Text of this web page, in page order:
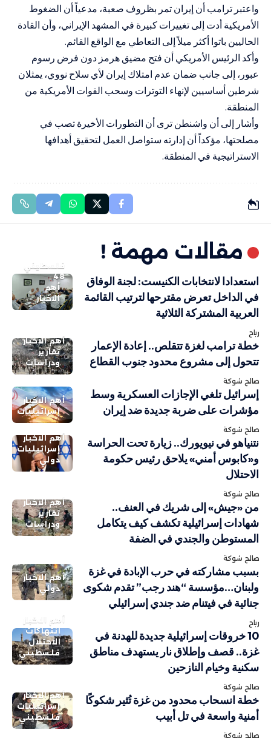
واعتبر ترامب أن إيران تمر بظروف صعبة، مدعياً أن الضغوط
الأمريكية أدت إلى تغييرات كبيرة في المشهد الإيراني، وأن القادة
الحاليين باتوا أكثر ميلاً إلى التعاطي مع الواقع القائم.
وأكد الرئيس الأمريكي أن فتح مضيق هرمز دون فرض رسوم
عبور، إلى جانب ضمان عدم امتلاك إيران لأي سلاح نووي، يمثلان
شرطين أساسيين لإنهاء التوترات وسحب القوات الأمريكية من
المنطقة.
وأشار إلى أن واشنطن ترى أن التطورات الأخيرة تصب في
مصلحتها، مؤكداً أن إدارته ستواصل العمل لتحقيق أهدافها
الاستراتيجية في المنطقة.
مقالات مهمة !
فلسطيني
48
أهم
الاخبار
استعدادا لانتخابات الكنيست: لجنة الوفاق
في الداخل تعرض مقترحها لترتيب القائمة
العربية المشتركة الثلاثية
رباح
أهم الاخبار
تقارير
ودراسات
خطة ترامب لغزة تتقلص.. إعادة الإعمار
تتحول إلى مشروع محدود جنوب القطاع
صالح شوكة
أهم الاخبار
إسرائيليات
إسرائيل تلغي الإجازات العسكرية وسط
مؤشرات على ضربة جديدة ضد إيران
صالح شوكة
أهم الاخبار
إسرائيليات
دولي
نتنياهو في نيويورك.. زيارة تحت الحراسة
و«كابوس أمني» يلاحق رئيس حكومة
الاحتلال
صالح شوكة
أهم الاخبار
تقارير
ودراسات
من «جيش» إلى شريك في العنف..
شهادات إسرائيلية تكشف كيف يتكامل
المستوطن والجندي في الضفة
صالح شوكة
أهم الاخبار
دولي
بسبب مشاركته في حرب الإبادة في غزة
ولبنان…مؤسسة “هند رجب” تقدم شكوى
جنائية في فيتنام ضد جندي إسرائيلي
رباح
أهم الاخبار
انتهاكات
الاحتلال
فلسطيني
10 خروقات إسرائيلية جديدة للهدنة في
غزة.. قصف وإطلاق نار يستهدف مناطق
سكنية وخيام النازحين
صالح شوكة
أهم الاخبار
إسرائيليات
فلسطيني
خطة انسحاب محدود من غزة تُثير شكوكًا
أمنية واسعة في تل أبيب
صالح شوكة